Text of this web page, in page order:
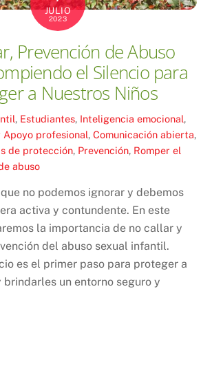
JULIO
2023
Prevención de Abuso
el Silencio para
a Nuestros Niños
, Estudiantes, Inteligencia emocional,
Apoyo profesional,Comunicación abierta,
de protección, Prevención, Romper el
abuso
no podemos ignorar y debemos
activa y contundente. En este
la importancia de no callar y
del abuso sexual infantil.
es el primer paso para proteger a
brindarles un entorno seguro y